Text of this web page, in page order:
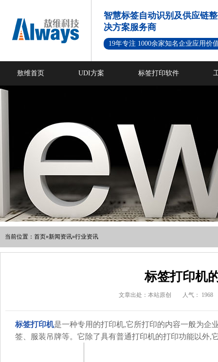
智慧标签自动识别及供应链
决方案服务商
19年专注 1000余家知名企业应用价
敖维首页 UDI方案 标签打印软件
当前位置： 首页»新闻资讯»行业资讯
标签打印机
文章出处：本站原创 人气： 1968
标签打印机是一种专用的打印机,它所打印的内容一般为企
签、服装吊牌等。它除了具有普通打印机的打印功能以外,